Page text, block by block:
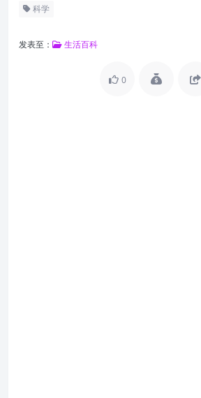
科学
发表至： 生活百科
0